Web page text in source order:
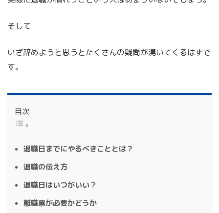
そして
いざ辞めようと思うとたくさんの疑問が湧いてくるはずで
す。
目次
退職日までにやるべきこととは？
退職の伝え方
退職日はいつがいい？
離職票が必要かどうか